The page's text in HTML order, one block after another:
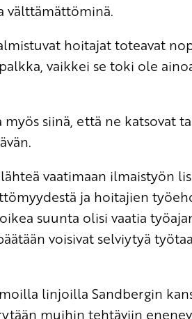
välttämättöminä.
hoitajat toteavat
vaikkei se toki ole
siinä, että ne katsovat
vaatimaan ilmaistyön
ja hoitajien
suunta olisi vaatia
voisivat selviytyä
linjoilla Sandbergin
muihin tehtäviin